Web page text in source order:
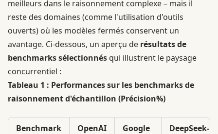
meilleurs dans le raisonnement complexe – mais il
reste des domaines (comme l'utilisation d'outils
ouverts) où les modèles fermés conservent un
avantage. Ci-dessous, un aperçu de résultats de
benchmarks sélectionnésqui illustrent le paysage
concurrentiel :
Tableau 1 : Performances sur les benchmarks de
raisonnement d'échantillon (Précision%)
Benchmark
OpenAI
Google
DeepSeek-